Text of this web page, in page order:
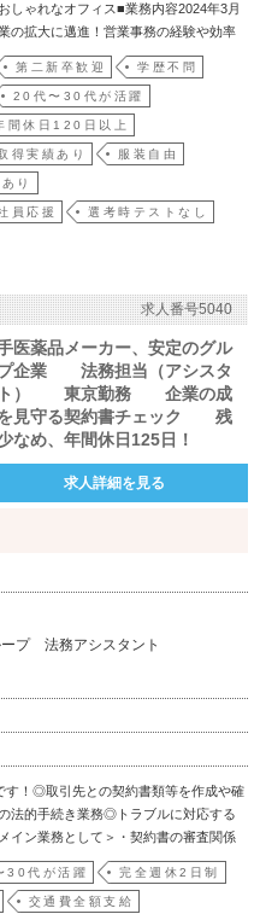
しゃれなオフィス■業務内容2024年3月
の拡大に邁進！営業事務の経験や効率
求書の作成、経費精算、取引先データ
（メール、電話）・スプレッドシート
第二新卒歓迎 学歴不問
20代〜30代が活躍
間休日120日以上
得実績あり 服装自由
り
員応援 選考時テストなし
求人番号5040
医薬品メーカー、安定のグル
企業 法務担当（アシスタ
） 東京勤務 企業の成
見守る契約書チェック 残
なめ、年間休日125日！
求人詳細を見る
プ 法務アシスタント
す！◎取引先との契約書類等を作成や確
法的手続き業務◎トラブルに対応する
イン業務として＞・契約書の審査関係
は15件前後）☆経験の浅い方は、最初
（管理部での先輩社員が社内におりま
30代が活躍 完全週休2日制
交通費全額支給